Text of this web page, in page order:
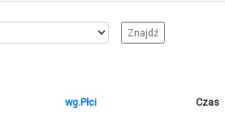
wg.Płci Czas